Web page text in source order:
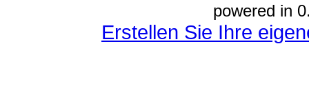
powered in
Erstellen Sie Ihre